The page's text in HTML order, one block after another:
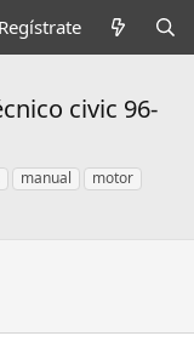
Regístrate
civic 96-
manual
motor